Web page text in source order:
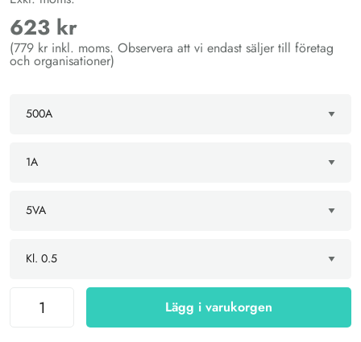
623 kr
(779 kr inkl. moms. Observera att vi endast säljer till företag
och organisationer)
Lägg i varukorgen